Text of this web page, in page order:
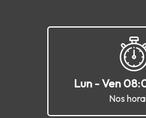
Lun - Ven
Nos